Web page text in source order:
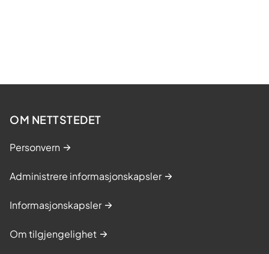
OM NETTSTEDET
Personvern
Administrere informasjonskapsler
Informasjonskapsler
Om tilgjengelighet